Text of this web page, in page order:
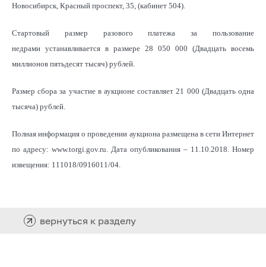
Новосибирск, Красный проспект, 35, (кабинет 504).
Стартовый размер разового платежа за пользование
недрами устанавливается в размере 28 050 000 (Двадцать восемь
миллионов пятьдесят тысяч) рублей.
Размер сбора за участие в аукционе составляет 21 000 (Двадцать одна
тысяча) рублей.
Полная информация о проведении аукциона размещена в сети Интернет
по адресу: www.torgi.gov.ru. Дата опубликования – 11.10.2018. Номер
извещения: 111018/0916011/04.
вернуться к разделу